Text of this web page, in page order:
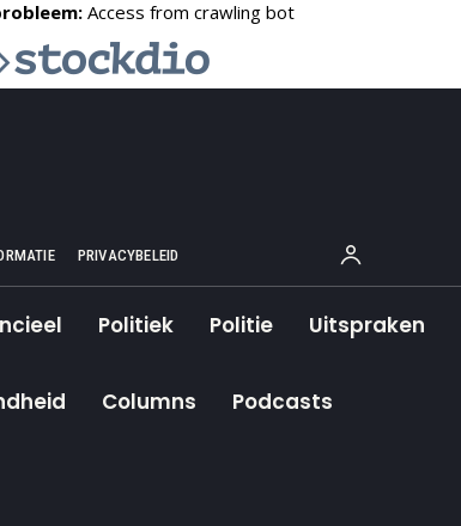
PRIVACYBELEID
Politiek Politie Uitspraken
Columns Podcasts